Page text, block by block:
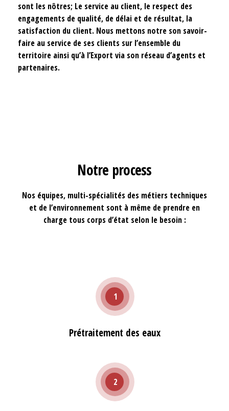
sont les nôtres; Le service au client, le respect des
engagements de qualité, de délai et de résultat, la
satisfaction du client. Nous mettons notre son savoir-
faire au service de ses clients sur l’ensemble du
territoire ainsi qu’à l’Export via son réseau d’agents et
partenaires.
Notre process
Nos équipes, multi-spécialités des métiers techniques
et de l’environnement sont à même de prendre en
charge tous corps d’état selon le besoin :
1
Prétraitement des eaux
2